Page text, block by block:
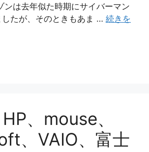
ンは去年似た時期にサイバーマン
したが、そのときもあま … 続きを
、mouse、
、VAIO、富士